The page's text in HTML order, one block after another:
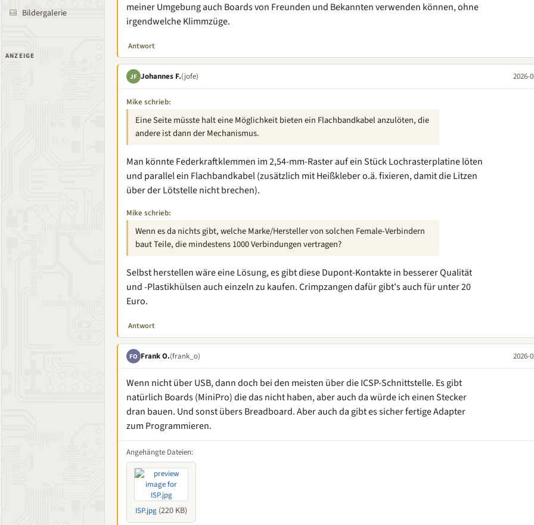
Bildergalerie
ANZEIGE
meiner Umgebung auch Boards von Freunden und Bekannten verwenden können, ohne
irgendwelche Klimmzüge.
Antwort
JF Johannes F.(jofe) 2026-
Mike schrieb:
Eine Seite müsste halt eine Möglichkeit bieten ein Flachbandkabel anzulöten, die
andere ist dann der Mechanismus.
Man könnte Federkraftklemmen im 2,54-mm-Raster auf ein Stück Lochrasterplatine löten
und parallel ein Flachbandkabel (zusätzlich mit Heißkleber o.ä. fixieren, damit die Litzen
über der Lötstelle nicht brechen).
Mike schrieb:
Wenn es da nichts gibt, welche Marke/Hersteller von solchen Female-Verbindern
baut Teile, die mindestens 1000 Verbindungen vertragen?
Selbst herstellen wäre eine Lösung, es gibt diese Dupont-Kontakte in besserer Qualität
und -Plastikhülsen auch einzeln zu kaufen. Crimpzangen dafür gibt's auch für unter 20
Euro.
Antwort
FO Frank O.(frank_o) 2026-
Wenn nicht über USB, dann doch bei den meisten über die ICSP-Schnittstelle. Es gibt
natürlich Boards (MiniPro) die das nicht haben, aber auch da würde ich einen Stecker
dran bauen. Und sonst übers Breadboard. Aber auch da gibt es sicher fertige Adapter
zum Programmieren.
Angehängte Dateien:
ISP.jpg (220 KB)